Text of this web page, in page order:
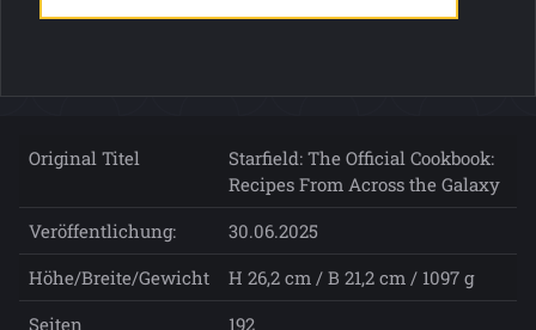
Original Titel
Starfield: The Official Cookbook:
Recipes From Across the Galaxy
Veröffentlichung:
30.06.2025
Höhe/Breite/Gewicht
H 26,2 cm / B 21,2 cm / 1097 g
Seiten
192